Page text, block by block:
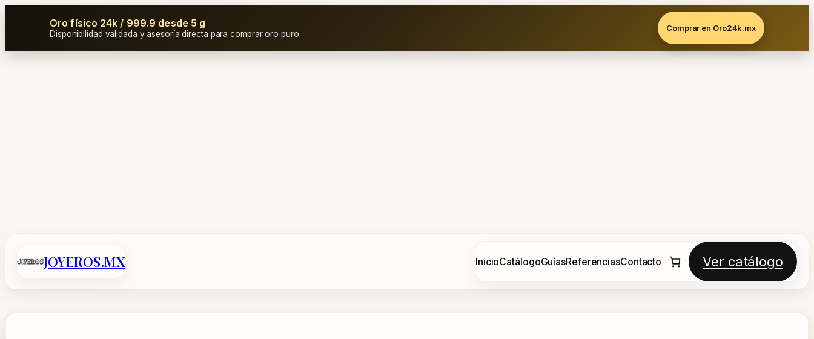
Oro físico 24k / 999.9 desde 5 g
Disponibilidad validada y asesoría directa para comprar oro puro.
Comprar en Oro24k.mx
JOYEROS.MX InicioCatálogoGuíasReferenciasContacto Ver catálogo